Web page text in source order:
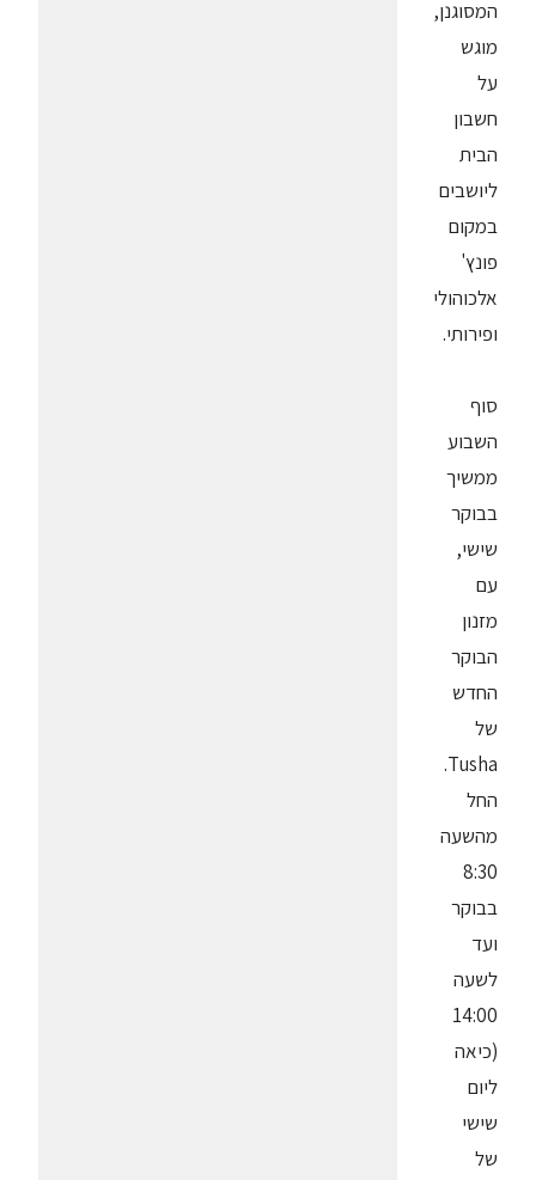
המסוגנן,
מוגש
על
חשבון
הבית
ליושבים
במקום
פונץ'
אלכוהולי
ופירותי.
סוף
השבוע
ממשיך
בבוקר
שישי,
עם
מזנון
הבוקר
החדש
של
Tusha.
החל
מהשעה
8:30
בבוקר
ועד
לשעה
14:00
(כיאה
ליום
שישי
של